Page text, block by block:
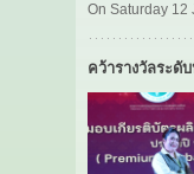
On Saturday 12
คว้ารางวัลระดั